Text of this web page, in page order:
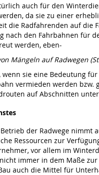
auch für den
da sie zu einer
die Radfahrenden auf
den Fahrbahnen für
werden, eben-
Mängeln auf Radwegen
sie eine Bedeutung
vermieden werden
auf Abschnitten
der Radwege nimmt
Ressourcen zur
vor allem im
immer in dem Maße
auch die Mittel für